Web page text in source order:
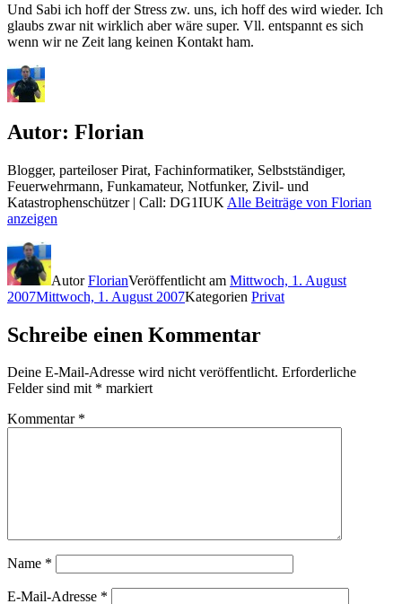
Und Sabi ich hoff der Stress zw. uns, ich hoff des wird wieder. Ich
glaubs zwar nit wirklich aber wäre super. Vll. entspannt es sich
wenn wir ne Zeit lang keinen Kontakt ham.
Autor: Florian
Blogger, parteiloser Pirat, Fachinformatiker, Selbstständiger,
Feuerwehrmann, Funkamateur, Notfunker, Zivil- und
Katastrophenschützer | Call: DG1IUK Alle Beiträge von Florian
anzeigen
AutorFlorianVeröffentlicht am Mittwoch, 1. August
2007Mittwoch, 1. August 2007Kategorien Privat
Schreibe einen Kommentar
Deine E-Mail-Adresse wird nicht veröffentlicht. Erforderliche
Felder sind mit * markiert
Kommentar *
Name *
E-Mail-Adresse *